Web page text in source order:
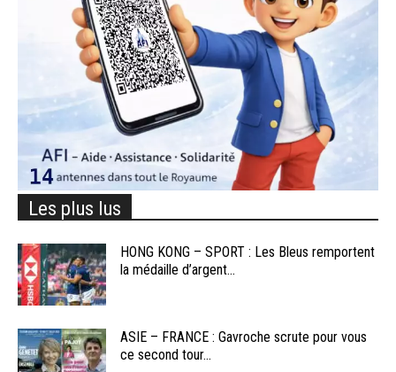
Les plus lus
HONG KONG – SPORT : Les Bleus remportent
la médaille d’argent...
ASIE – FRANCE : Gavroche scrute pour vous
ce second tour...